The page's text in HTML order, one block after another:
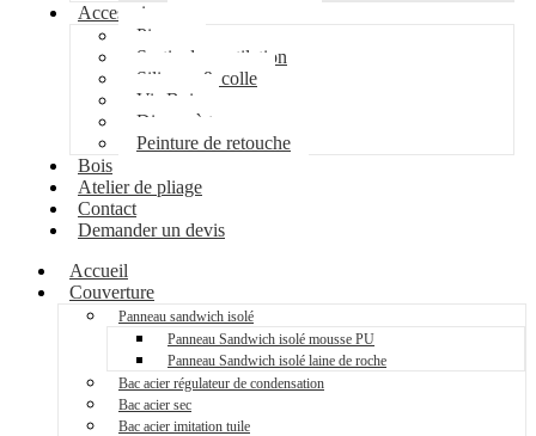
Accessoires
Pipeco
Sortie de ventilation
Silicone & colle
Vis Bois
Disque à tronçonner
Peinture de retouche
Bois
Atelier de pliage
Contact
Demander un devis
Accueil
Couverture
Panneau sandwich isolé
Panneau Sandwich isolé mousse PU
Panneau Sandwich isolé laine de roche
Bac acier régulateur de condensation
Bac acier sec
Bac acier imitation tuile